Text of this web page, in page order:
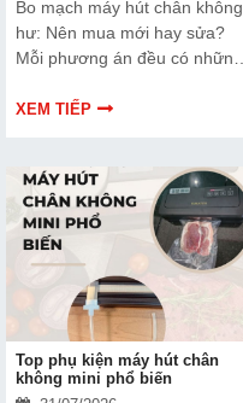
Bo mạch máy hút chân không
hư: Nên mua mới hay sửa?
Mỗi phương án đều có những
cùng tìm hiểu để đưa ra quyết
XEM TIẾP
Top phụ kiện máy hút chân
không mini phổ biến